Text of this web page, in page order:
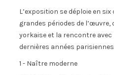
L’exposition se déploie en
grandes périodes de l’œuvre,
yorkaise et la rencontre
dernières années
1 - Naître moderne